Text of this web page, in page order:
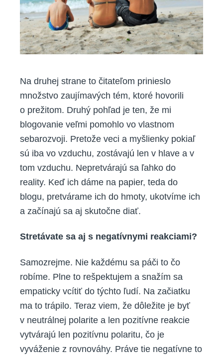
Na druhej strane to čitateľom prinieslo
množstvo zaujímavých tém, ktoré hovorili
o prežitom. Druhý pohľad je ten, že mi
blogovanie veľmi pomohlo vo vlastnom
sebarozvoji. Pretože veci a myšlienky pokiaľ
sú iba vo vzduchu, zostávajú len v hlave a v
tom vzduchu. Nepretvárajú sa ľahko do
reality. Keď ich dáme na papier, teda do
blogu, pretvárame ich do hmoty, ukotvíme ich
a začínajú sa aj skutočne diať.
Stretávate sa aj s negatívnymi reakciami?
Samozrejme. Nie každému sa páči to čo
robíme. Plne to rešpektujem a snažím sa
empaticky vcítiť do týchto ľudí. Na začiatku
ma to trápilo. Teraz viem, že dôležite je byť
v neutrálnej polarite a len pozitívne reakcie
vytvárajú len pozitívnu polaritu, čo je
vyváženie z rovnováhy. Práve tie negatívne to